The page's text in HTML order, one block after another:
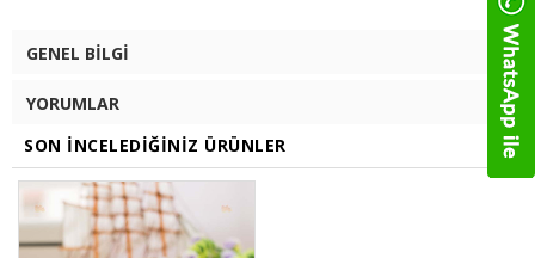
GENEL BILGI
YORUMLAR
SON İNCELEDIĞINIZ ÜRÜNLER